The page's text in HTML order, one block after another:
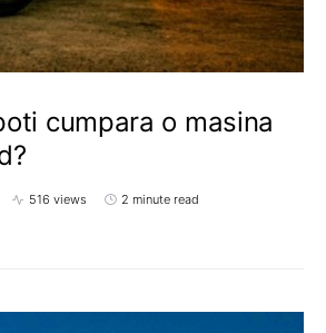
cumpara o masina
516 views 2 minute read